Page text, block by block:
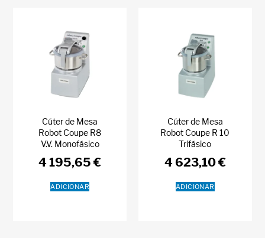
Cúter de Mesa
Robot Coupe R8
V.V. Monofásico
4 195,65€
ADICIONAR
Cúter de Mesa
Robot Coupe R 10
Trifásico
4 623,10€
ADICIONAR